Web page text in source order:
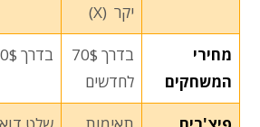
יקר (X)
מחירי
המשחקים
בדרך 70$
לחדשים
בדרך 70$ לחדשים